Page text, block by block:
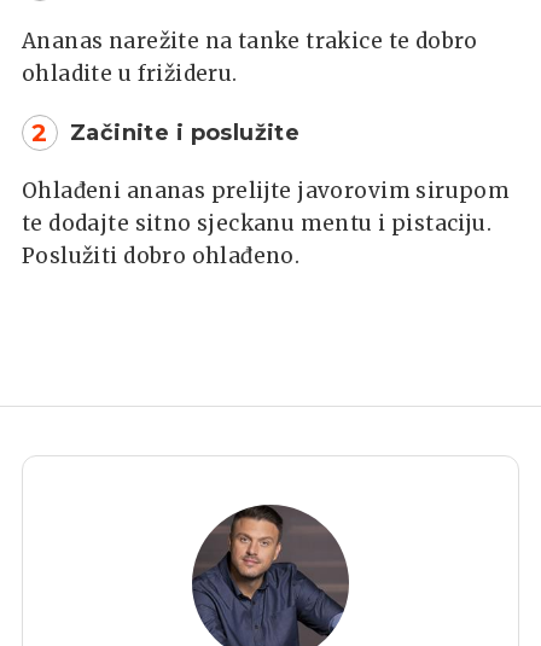
Ananas narežite na tanke trakice te dobro
ohladite u frižideru.
2 Začinite i poslužite
Ohlađeni ananas prelijte javorovim sirupom
te dodajte sitno sjeckanu mentu i pistaciju.
Poslužiti dobro ohlađeno.